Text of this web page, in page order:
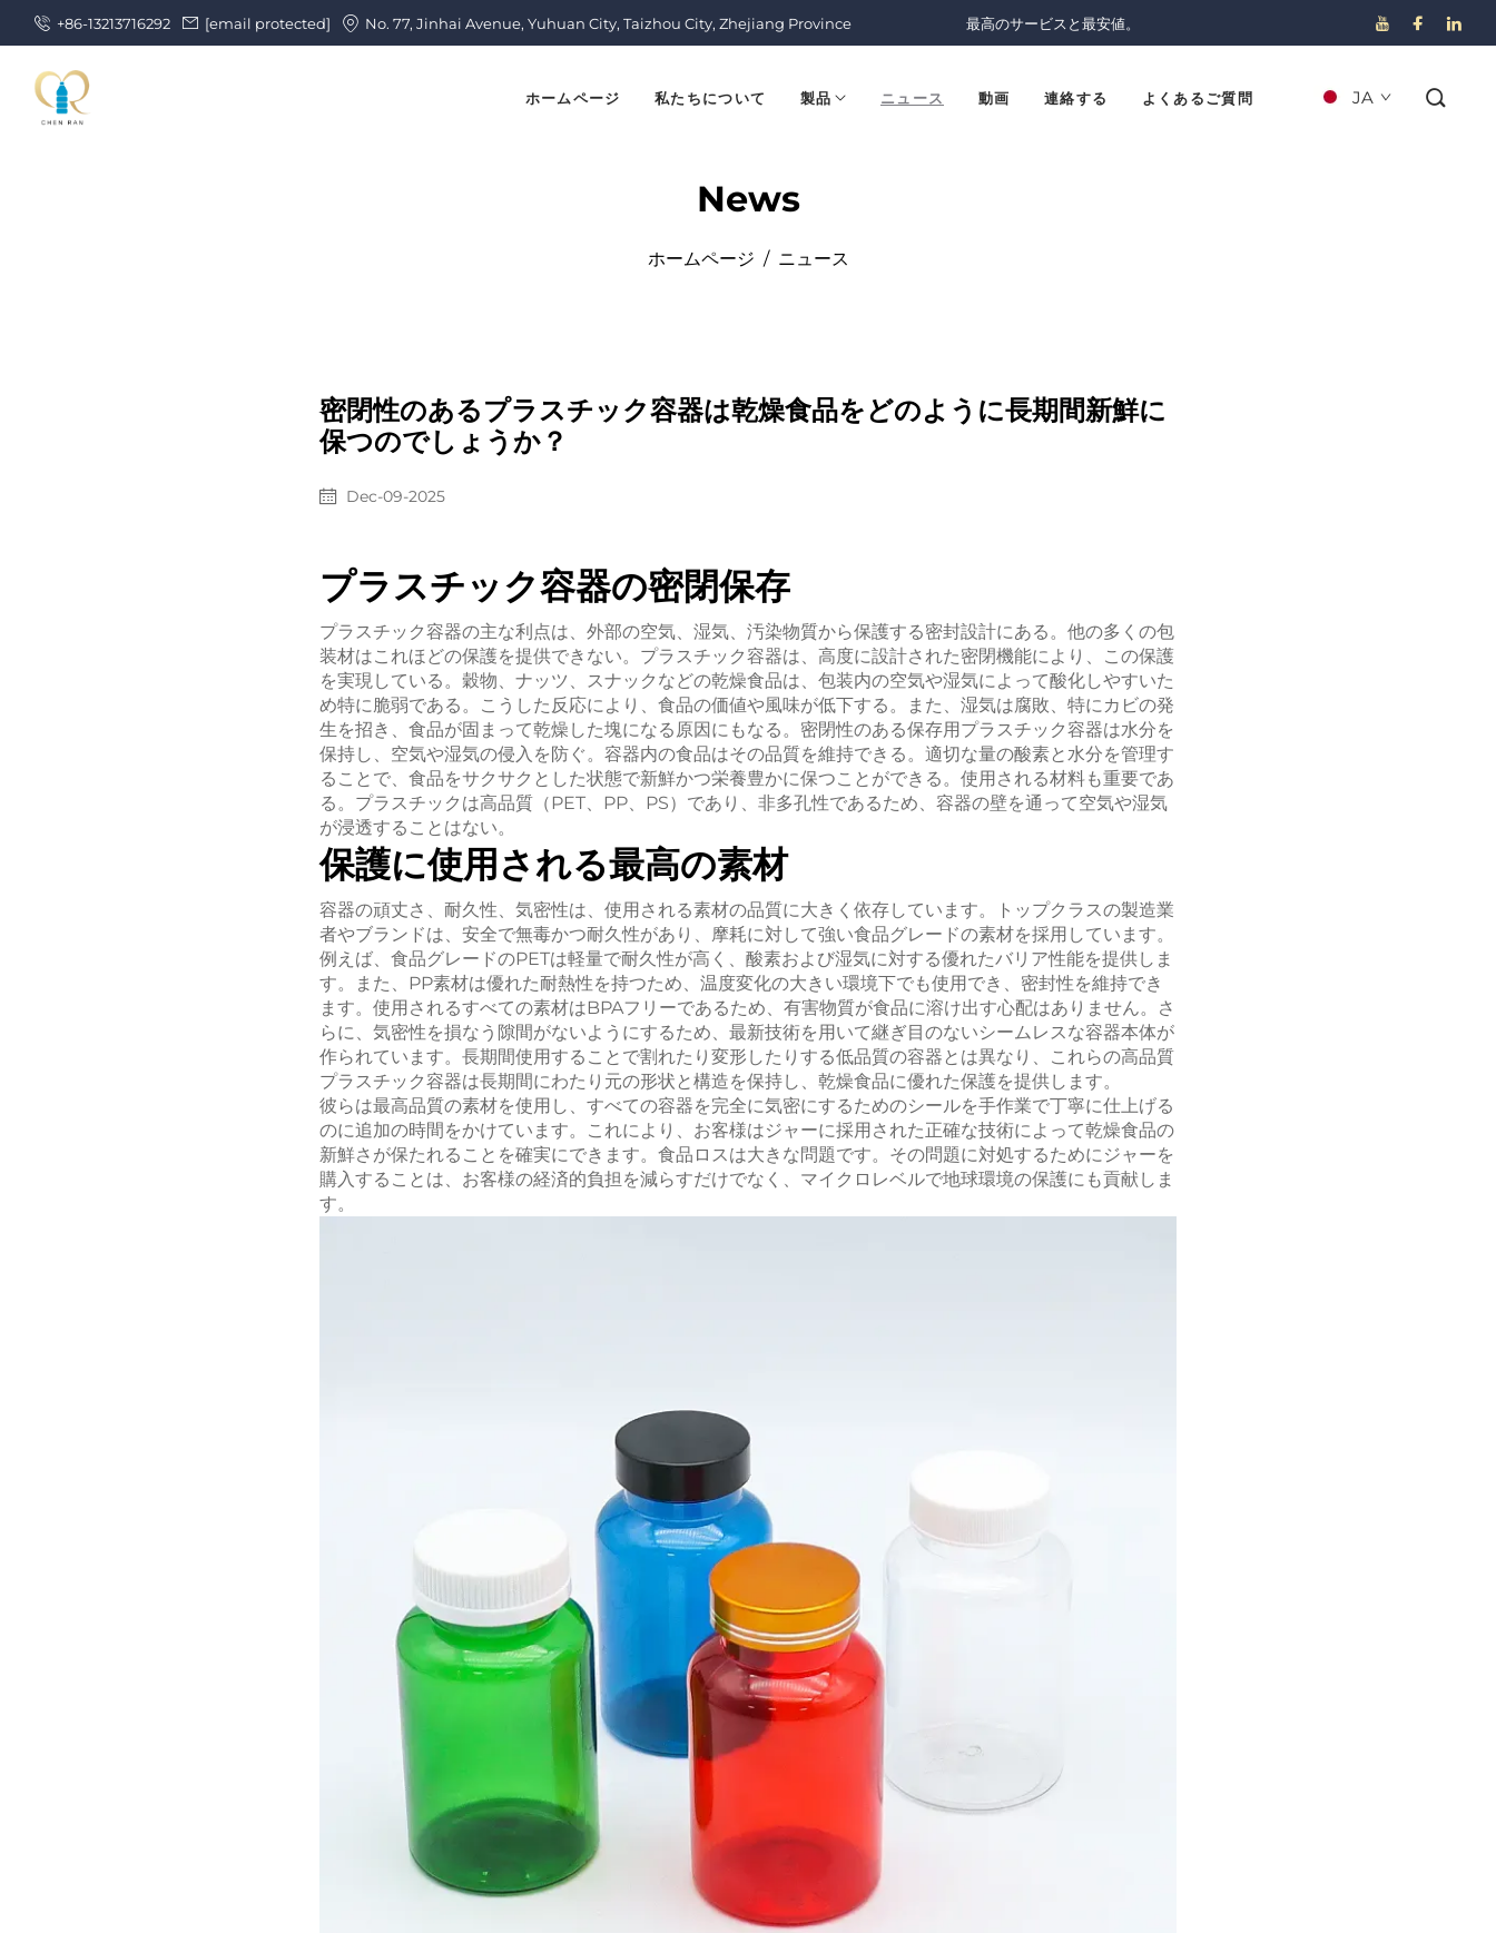
+86-13213716292 [email protected] No. 77, Jinhai Avenue, Yuhuan City, Taizhou City, Zhejiang Province 最高のサービスと最安値。
ホームページ 私たちについて 製品 ニュース 動画 連絡する よくあるご質問 JA
ホームページ / ニュース
News
密閉性のあるプラスチック容器は乾燥食品をどのように長期間新鮮に
保つのでしょうか？
Dec-09-2025
プラスチック容器の密閉保存
プラスチック容器の主な利点は、外部の空気、湿気、汚染物質から保護する密封設計にある。他の多くの包
装材はこれほどの保護を提供できない。プラスチック容器は、高度に設計された密閉機能により、この保護
を実現している。穀物、ナッツ、スナックなどの乾燥食品は、包装内の空気や湿気によって酸化しやすいた
め特に脆弱である。こうした反応により、食品の価値や風味が低下する。また、湿気は腐敗、特にカビの発
生を招き、食品が固まって乾燥した塊になる原因にもなる。密閉性のある保存用プラスチック容器は水分を
保持し、空気や湿気の侵入を防ぐ。容器内の食品はその品質を維持できる。適切な量の酸素と水分を管理す
ることで、食品をサクサクとした状態で新鮮かつ栄養豊かに保つことができる。使用される材料も重要であ
る。プラスチックは高品質（PET、PP、PS）であり、非多孔性であるため、容器の壁を通って空気や湿気
が浸透することはない。
保護に使用される最高の素材
容器の頑丈さ、耐久性、気密性は、使用される素材の品質に大きく依存しています。トップクラスの製造業
者やブランドは、安全で無毒かつ耐久性があり、摩耗に対して強い食品グレードの素材を採用しています。
例えば、食品グレードのPETは軽量で耐久性が高く、酸素および湿気に対する優れたバリア性能を提供しま
す。また、PP素材は優れた耐熱性を持つため、温度変化の大きい環境下でも使用でき、密封性を維持でき
ます。使用されるすべての素材はBPAフリーであるため、有害物質が食品に溶け出す心配はありません。さ
らに、気密性を損なう隙間がないようにするため、最新技術を用いて継ぎ目のないシームレスな容器本体が
作られています。長期間使用することで割れたり変形したりする低品質の容器とは異なり、これらの高品質
プラスチック容器は長期間にわたり元の形状と構造を保持し、乾燥食品に優れた保護を提供します。
彼らは最高品質の素材を使用し、すべての容器を完全に気密にするためのシールを手作業で丁寧に仕上げる
のに追加の時間をかけています。これにより、お客様はジャーに採用された正確な技術によって乾燥食品の
新鮮さが保たれることを確実にできます。食品ロスは大きな問題です。その問題に対処するためにジャーを
購入することは、お客様の経済的負担を減らすだけでなく、マイクロレベルで地球環境の保護にも貢献しま
す。